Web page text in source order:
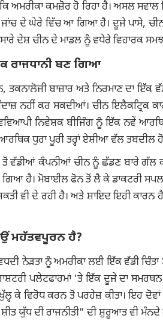
ਅਮਰੀਕਾ ਕਮਜ਼ੋਰ ਹੋ ਰਿਹਾ ਹੈ। ਅਸਲ
ਦੇ ਘੇਰੇ ਵਿੱਚ ਆ ਗਿਆ ਹੈ। ਦੂਜੇ ਪਾਸੇ,
ਦੇਸ਼ ਚੀਨ ਦੇ ਮਾਡਲ ਨੂੰ ਵਧੇਰੇ ਵਿਹਾਰਕ
ਰਾਜਧਾਨੀ ਬਣ ਗਿਆ
ਬਾਜ਼ਾਰ ਅਤੇ ਨਿਰਮਾਣ ਦਾ ਇੱਕ
ਨਹੀਂ ਕਰ ਸਕਦੀਆਂ। ਚੀਨ ਇਲੈਕਟ੍ਰਿਕ
ਨਿਵੇਸ਼ਕ ਬੀਜਿੰਗ ਨੂੰ ਇੱਕ ਨਵੇਂ
ਧੁਰਾ ਪੂਰੀ ਤਰ੍ਹਾਂ ਏਸ਼ੀਆ ਵੱਲ ਤਬਦੀਲ
ਵੱਡੀਆਂ ਕੰਪਨੀਆਂ ਚੀਨ ਨੂੰ ਛੱਡਣ ਬਾਰੇ ਗੱਲ
ਹੈ। ਮੋਬਾਈਲ ਫੋਨ ਤੋਂ ਲੈ ਕੇ ਡਾਕਟਰੀ
ਵੀ ਦੇ ਰਹੀ ਹੈ। ਅਤੇ ਸ਼ਾਇਦ ਇਹੀ
ਮਹੱਤਵਪੂਰਨ ਹੈ?
ਨੇੜਤਾ ਨੂੰ ਅਮਰੀਕਾ ਲਈ ਇੱਕ ਵੱਡੀ
ਪਲੇਟਫਾਰਮਾਂ 'ਤੇ ਇੱਕ ਦੂਜੇ ਦਾ
ਕੇ ਵਿਰੋਧ ਕਰਨ ਤੋਂ ਪਰਹੇਜ਼ ਕੀਤਾ। ਇਹ
ਯੁੱਧ ਦੀ ਰਾਜਨੀਤੀ" ਦੀ ਸ਼ੁਰੂਆਤ ਵੀ ਮੰਨਦੇ